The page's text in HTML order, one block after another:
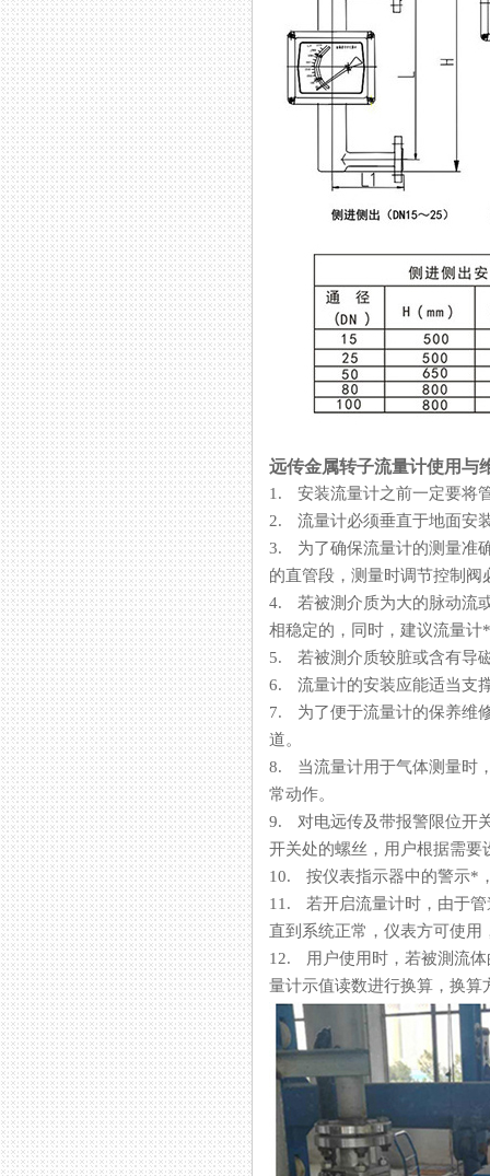
远传金属转子流量计使用与
1. 安装流量计之前一定要将管道
2. 流量计必须垂直于地面安装
3. 为了确保流量计的测量准
的直管段，测量时调节控制阀
4. 若被測介质为大的脉动流或
相稳定的，同时，建议流量
5. 若被測介质较脏或含有导磁
6. 流量计的安装应能适当支撑
7. 为了便于流量计的保养维修
道。
8. 当流量计用于气体测量时
常动作。
9. 对电远传及带报警限位开关
开关处的螺丝，用户根据需要
10. 按仪表指示器中的警示*
11. 若开启流量计时，由于
直到系统正常，仪表方可使用
12. 用户使用时，若被測
量计示值读数进行换算，换算方